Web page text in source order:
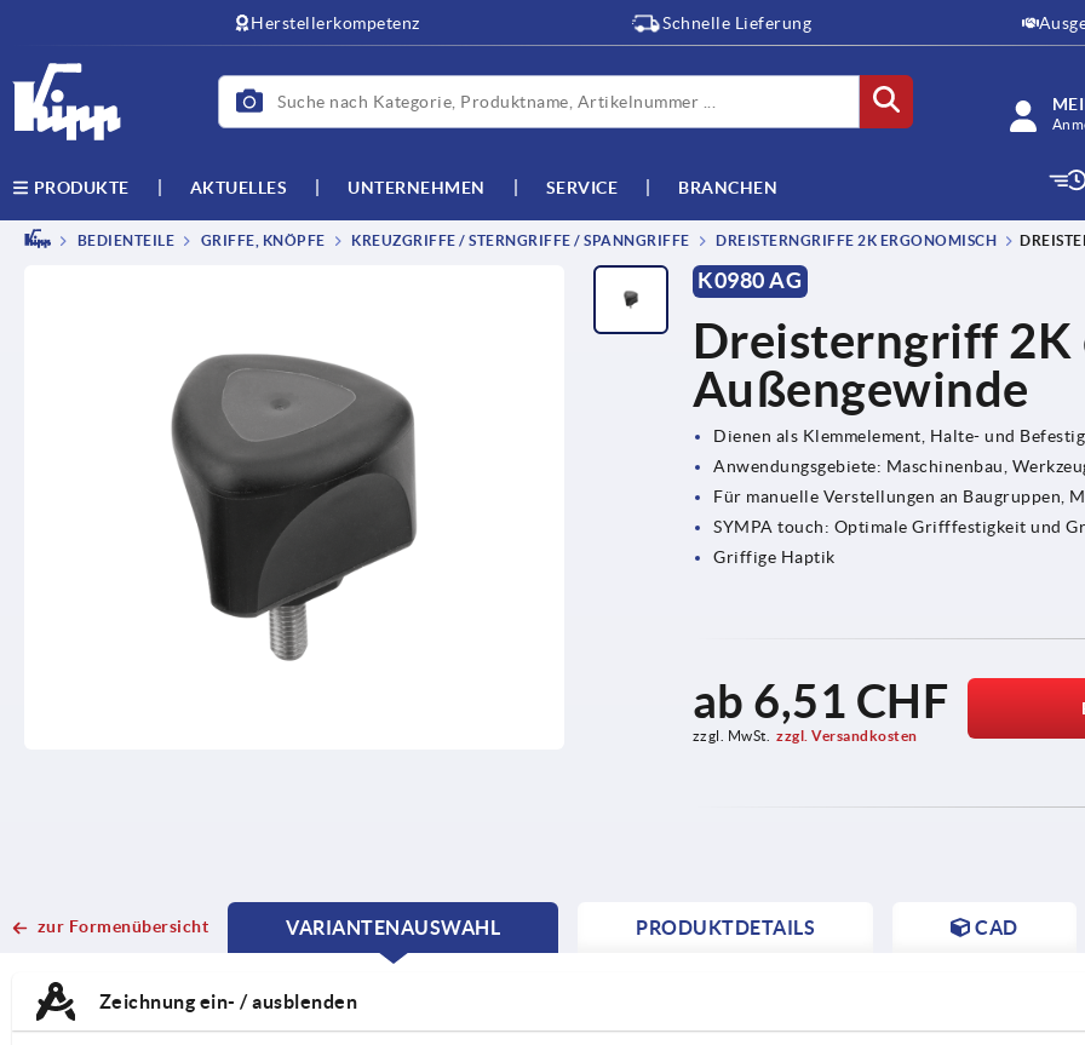
Herstellerkompetenz Schnelle Lieferung
PRODUKTE AKTUELLES UNTERNEHMEN SERVICE BRANCHEN
BEDIENTEILE GRIFFE, KNÖPFE KREUZGRIFFE / STERNGRIFFE / SPANNGRIFFE DREISTERNGRIFFE 2K ERGONOMISCH
K0980 AG
Dreisterngriff 2K
Außengewinde
Dienen als Klemmelement, Halte- und
Anwendungsgebiete: Maschinenbau,
Für manuelle Verstellungen an Baugruppen,
SYMPA touch: Optimale Grifffestigkeit und
Griffige Haptik
ab 6,51 CHF
zzgl. MwSt. zzgl. Versandkosten
zur Formenübersicht
VARIANTENAUSWAHL
CURRENT
CURRENT
PRODUKTDETAILS CAD
Zeichnung ein- / ausblenden